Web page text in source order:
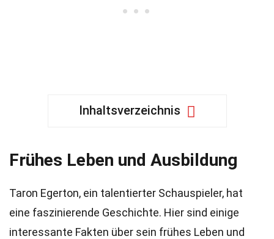
Inhaltsverzeichnis
Frühes Leben und Ausbildung
Taron Egerton, ein talentierter Schauspieler, hat
eine faszinierende Geschichte. Hier sind einige
interessante Fakten über sein frühes Leben und